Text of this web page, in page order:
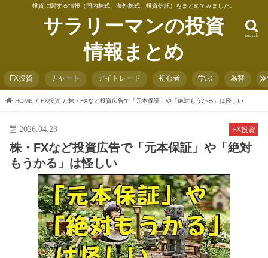
投資に関する情報（国内株式、海外株式、投資信託）をまとめてみました。
サラリーマンの投資
情報まとめ
search
FX投資 チャート デイトレード 初心者 学ぶ 為替
HOME FX投資 株・FXなど投資広告で「元本保証」や「絶対もうかる」は怪しい
FX投資
2026.04.23
株・FXなど投資広告で「元本保証」や「絶対
もうかる」は怪しい